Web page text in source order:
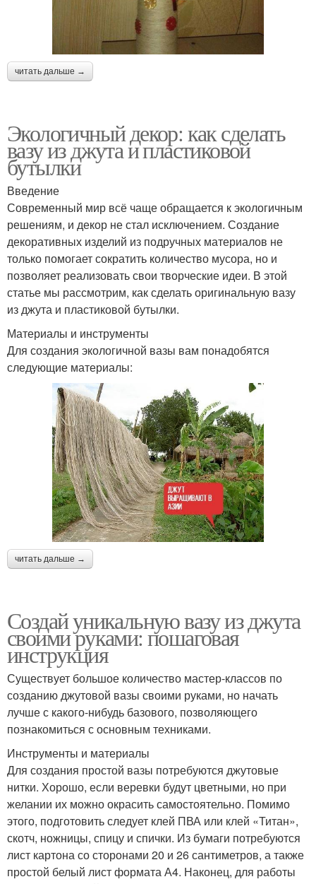
читать дальше →
Экологичный декор: как сделать
вазу из джута и пластиковой
бутылки
Введение
Современный мир всё чаще обращается к экологичным
решениям, и декор не стал исключением. Создание
декоративных изделий из подручных материалов не
только помогает сократить количество мусора, но и
позволяет реализовать свои творческие идеи. В этой
статье мы рассмотрим, как сделать оригинальную вазу
из джута и пластиковой бутылки.
Материалы и инструменты
Для создания экологичной вазы вам понадобятся
следующие материалы:
читать дальше →
Создай уникальную вазу из джута
своими руками: пошаговая
инструкция
Существует большое количество мастер-классов по
созданию джутовой вазы своими руками, но начать
лучше с какого-нибудь базового, позволяющего
познакомиться с основным техниками.
Инструменты и материалы
Для создания простой вазы потребуются джутовые
нитки. Хорошо, если веревки будут цветными, но при
желании их можно окрасить самостоятельно. Помимо
этого, подготовить следует клей ПВА или клей «Титан»,
скотч, ножницы, спицу и спички. Из бумаги потребуются
лист картона со сторонами 20 и 26 сантиметров, а также
простой белый лист формата А4. Наконец, для работы